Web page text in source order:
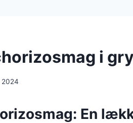
i
2024
En